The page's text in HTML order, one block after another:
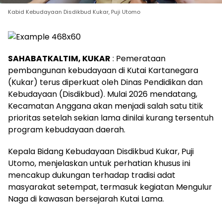
Kabid Kebudayaan Disdikbud Kukar, Puji Utomo
SAHABATKALTIM, KUKAR : Pemerataan
pembangunan kebudayaan di Kutai Kartanegara
(Kukar) terus diperkuat oleh Dinas Pendidikan dan
Kebudayaan (Disdikbud). Mulai 2026 mendatang,
Kecamatan Anggana akan menjadi salah satu titik
prioritas setelah sekian lama dinilai kurang tersentuh
program kebudayaan daerah.
Kepala Bidang Kebudayaan Disdikbud Kukar, Puji
Utomo, menjelaskan untuk perhatian khusus ini
mencakup dukungan terhadap tradisi adat
masyarakat setempat, termasuk kegiatan Mengulur
Naga di kawasan bersejarah Kutai Lama.